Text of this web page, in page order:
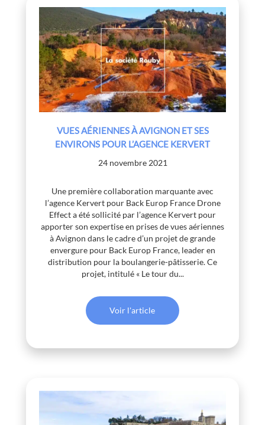
VUES AÉRIENNES À AVIGNON ET SES
ENVIRONS POUR L’AGENCE KERVERT
24 novembre 2021
Une première collaboration marquante avec
l’agence Kervert pour Back Europ France Drone
Effect a été sollicité par l’agence Kervert pour
apporter son expertise en prises de vues aériennes
à Avignon dans le cadre d’un projet de grande
envergure pour Back Europ France, leader en
distribution pour la boulangerie-pâtisserie. Ce
projet, intitulé « Le tour du...
Voir l'article